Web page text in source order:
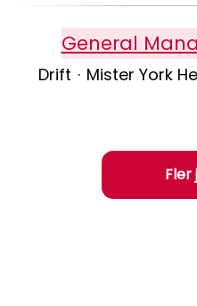
General
Drift · Mister York
Fler